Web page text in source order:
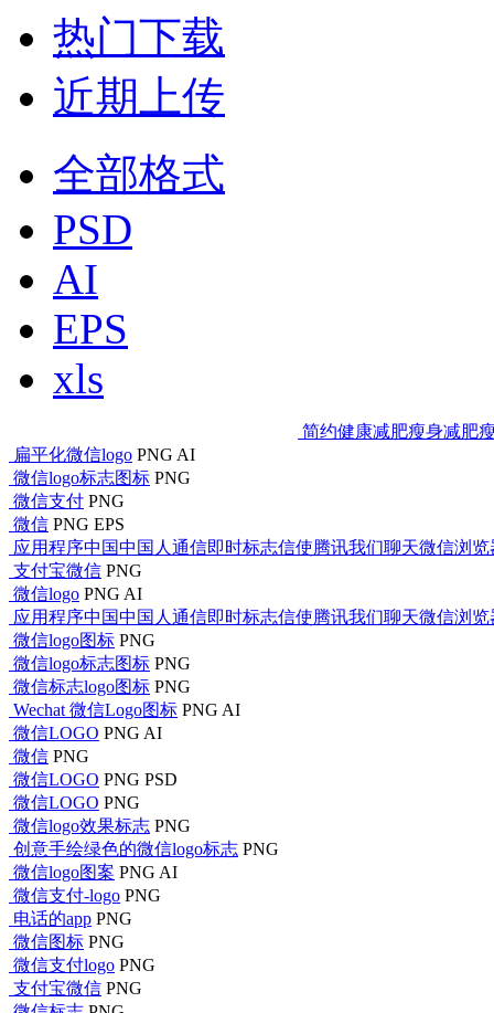
热门下载
近期上传
全部格式
PSD
AI
EPS
xls
简约健康减肥瘦身减肥
扁平化微信logo PNG AI
微信logo标志图标 PNG
微信支付 PNG
微信 PNG EPS
应用程序中国中国人通信即时标志信使腾讯我们聊天微信浏
支付宝微信 PNG
微信logo PNG AI
应用程序中国中国人通信即时标志信使腾讯我们聊天微信浏
微信logo图标 PNG
微信logo标志图标 PNG
微信标志logo图标 PNG
Wechat 微信Logo图标 PNG AI
微信LOGO PNG AI
微信 PNG
微信LOGO PNG PSD
微信LOGO PNG
微信logo效果标志 PNG
创意手绘绿色的微信logo标志 PNG
微信logo图案 PNG AI
微信支付-logo PNG
电话的app PNG
微信图标 PNG
微信支付logo PNG
支付宝微信 PNG